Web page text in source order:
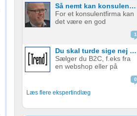
Se hvor fin den er: For et
år siden tog jeg et virkelig
skarpt blik på mig selv,
Så nemt kan konsulentfiramer opnå markant mere medieomtale
For et konsulentfirma kan
det være en god
planlægning eller øge
medarbejdereffektiviteten i
produktionsvirksomheder.
1
Du skal turde sige nej tak!
Sælger du B2C, f.eks fra
en webshop eller på
indlæg ikke interessant for
dig, du skal bare fortsætte
med at sælge løs. Der
0
Læs flere ekspertindlæg